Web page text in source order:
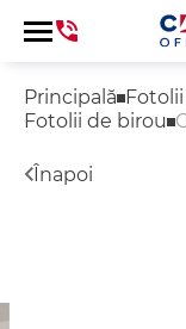
Principală
Fotolii de birou
Înapoi